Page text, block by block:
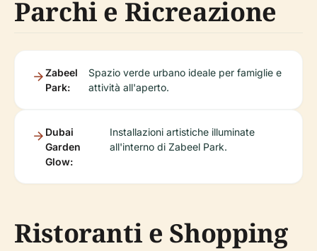
Parchi e Ricreazione
Zabeel
Park:
Spazio verde urbano ideale per famiglie e
attività all'aperto.
Dubai
Garden
Glow:
Installazioni artistiche illuminate
all'interno di Zabeel Park.
Ristoranti e Shopping